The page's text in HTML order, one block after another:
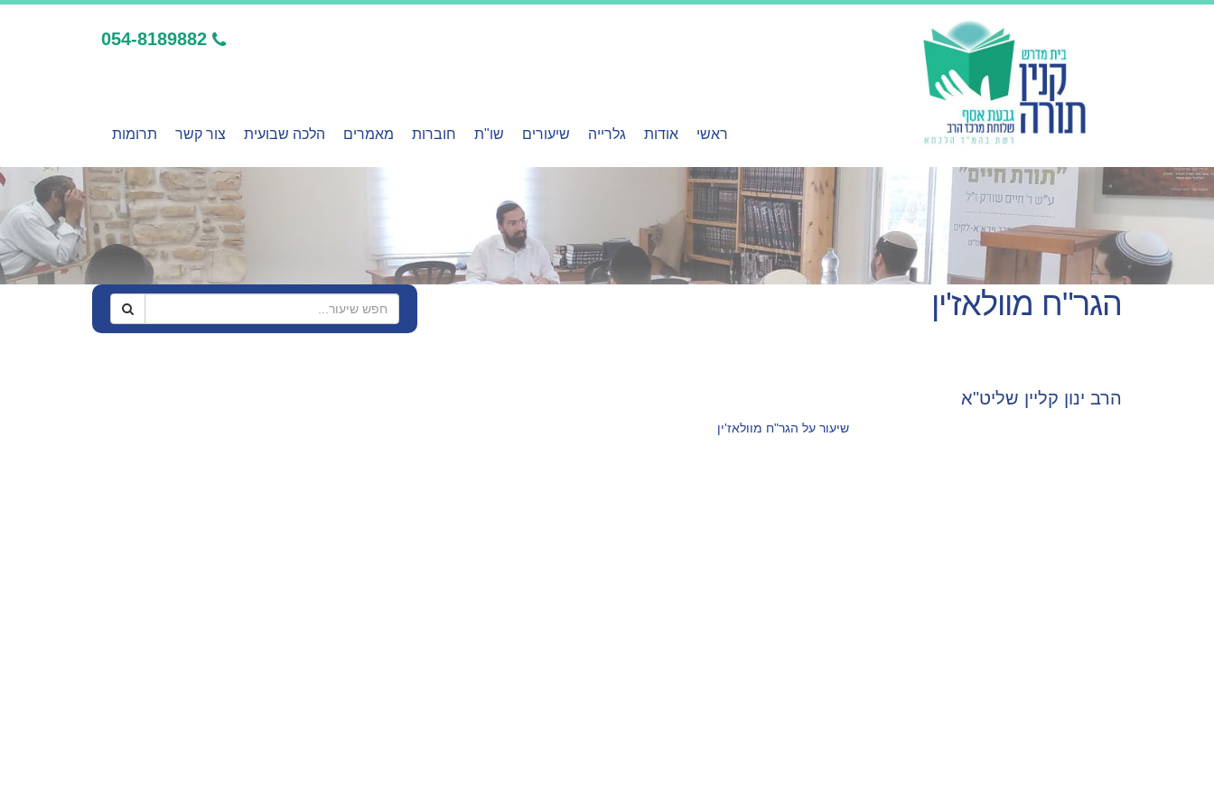
054-8189882
ראשי אודות גלרייה שיעורים שו"ת חוברות מאמרים הלכה שבועית צור קשר תרומות
הגר"ח מוולאז'ין
הרב ינון קליין שליט"א
שיעור על הגר"ח מוולאז'ין